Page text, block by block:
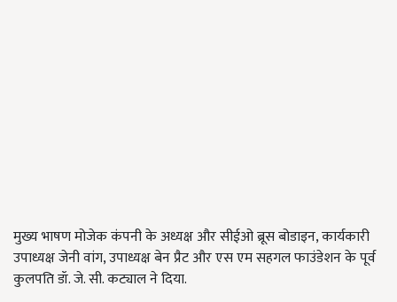
मुख्य भाषण मोजेक कंपनी के अध्यक्ष और सीईओ ब्रूस बोडाइन,कार्यकारी
उपाध्यक्ष जेनी वांग,उपाध्यक्ष बेन प्रैट और एस एम सहगल फाउंडेशन के पूर्व
कुलपति डॉ. जे. सी. कट्याल ने दिया.